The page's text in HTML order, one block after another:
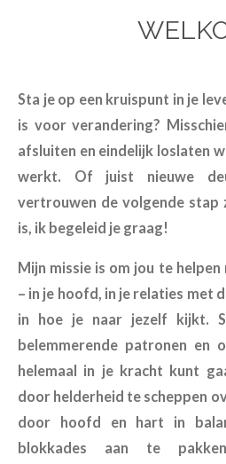
Sta je op een kruispunt in je
is voor verandering?
afsluiten en eindelijk loslaten
werkt. Of juist nieuwe
vertrouwen de volgende stap
is, ik begeleid je graag!
Mijn missie is om jou te
– in je hoofd, in je relaties met
in hoe je naar jezelf kijkt.
belemmerende patronen en
helemaal in je kracht kunt
door helderheid te scheppen
door hoofd en hart in
blokkades aan te